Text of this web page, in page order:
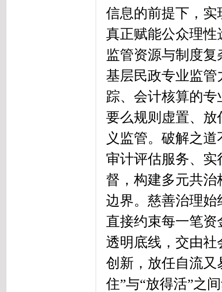
信息的前提下，
真正赋能公众理
监管资源与制度
基层民政专业监
踪、会计核算的
要么规则虚置、
义监管。破解之
审计评估服务、
督，构建多元共
边界。慈善治理
直接约束每一笔
透明底线，交由
创新，放任自流又
住”与“放得活”之